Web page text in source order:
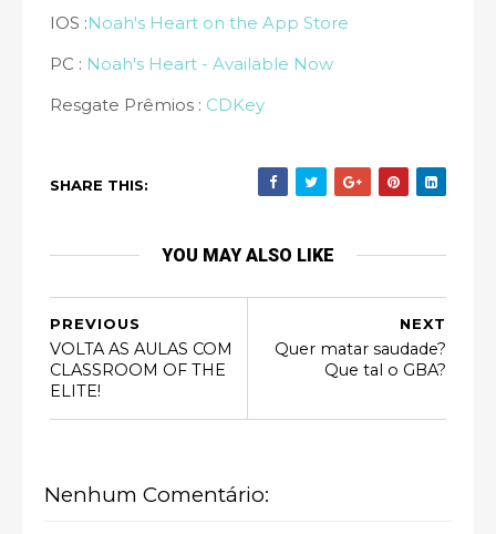
IOS :Noah's Heart on the App Store
PC : Noah's Heart - Available Now
Resgate Prêmios : CDKey
SHARE THIS:
YOU MAY ALSO LIKE
NEXT
Quer matar saudade?
Que tal o GBA?
PREVIOUS
VOLTA AS AULAS COM
CLASSROOM OF THE
ELITE!
Nenhum Comentário: